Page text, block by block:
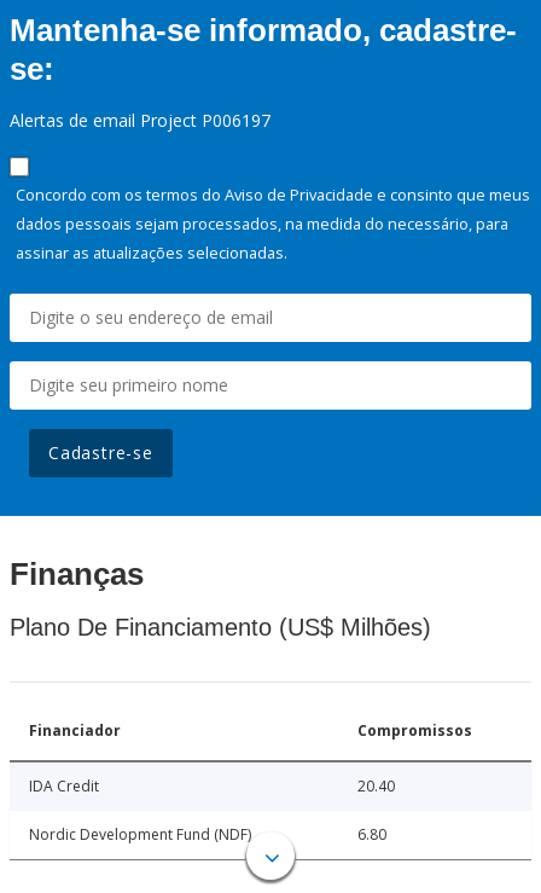
Mantenha-se informado, cadastre-
se:
Alertas de email Project P006197
Concordo com os termos do Aviso de Privacidade e consinto que meus
dados pessoais sejam processados, na medida do necessário, para
assinar as atualizações selecionadas.
Cadastre-se
Finanças
Plano De Financiamento (US$ Milhões)
Financiador Compromissos
IDA Credit 20.40
Nordic Development Fund (NDF) 6.80